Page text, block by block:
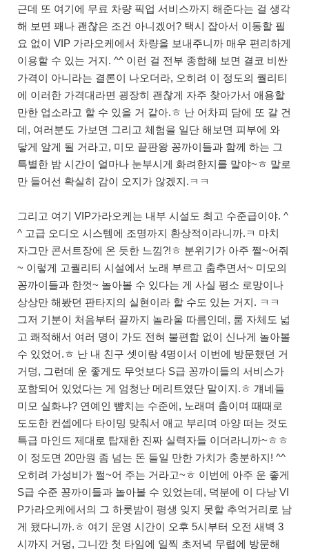
근데 또 여기에 무료 차량 픽업 서비스까지 해준다는 걸 생각
해 보면 꽤나 괜찮은 조건 아니겠어? 택시 잡아서 이동할 필
요 없이 VIP 가라오케에서 차량을 보내주니까 매우 편리하게
이용할 수 있는 거지. ^^ 이런 걸 전부 종합해 보면 결코 비싼
가격이 아니라는 결론이 나오더라, 오히려 이 정도의 퀄리티
에 이러한 가격대라면 굉장히 괜찮게 자주 찾아가서 애용할
만한 업소라고 할 수 있을 거 같아.ㅎ 난 어차피 담에 또 갈 건
데, 여러분도 가보면 그리고 체험을 일단 해보면 피부에 와
닿게 알게 될 거라고, 미모 끝판왕 꽁까이들과 함께 하는 그
특별한 밤 시간이 얼마나 눈부시게 화려한지를 말야~ㅎ 말로
만 들어선 확실히 감이 오지가 않겠지.ㅋㅋ
그리고 여기 VIP가라오케는 내부 시설도 최고 수준급이야. ^
^ 고급 오디오 시스템에 조명까지 환상적이라니까.ㅋ 마치
자그만 콘서트장에 온 듯한 느낌?!ㅎ 분위기가 아주 쩔~어줘
~ 이렇게 고퀄리티 시설에서 노래 부르고 춤추면서~ 미모의
꽁까이들과 한껏~ 놀아볼 수 있다는 게 사실 평소 로망이나
상상만 해봤던 판타지의 실현이라 할 수도 있는 거지. ㅋㅋ
그저 기분이 처음부터 끝까지 놀라울 따름인데, 룸 자체도 넓
고 쾌적해서 여러 명이 가도 전혀 불편함 없이 신나게 놀아볼
수 있었어.ㅎ 난 내 친구 셋이랑 4명이서 이번에 방문했던 거
거덩, 그런데 운 좋게도 무엇보다 S급 꽁까이들의 서비스가
포함되어 있었다는 게 엄청난 메리트였단 말이지.ㅎ 걔네들
미모 실화냐? 연예인 뺨치는 수준에, 노래며 춤이며 때때로
도도한 컨셉에다 타이밍 맞춰서 애교 부리며 아양 떠는 것도
특급 마인드 제대로 탑재한 진짜 실력자들 이더라니까~ㅎㅎ
이 정도면 20만원 좀 넘는 돈 들일 만한 가치가 충분하지! ^^
오히려 가성비가 쩔~어 주는 거라고~ㅎ 이번에 아주 운 좋게
S급 수준 꽁까이들과 놀아볼 수 있었는데, 덕분에 이 다낭 VI
P가라오케에서의 그 하룻밤이 평생 잊지 못할 추억거리로 남
게 됐다니까.ㅎ 여기 운영 시간이 오후 5시부터 오전 새벽 3
시까지 거덩, 그니깐 첫 타임에 일찍 초저녁 무렵에 방문해